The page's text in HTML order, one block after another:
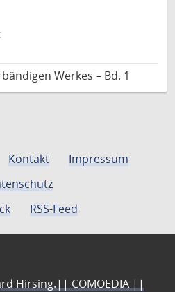
Werkes – Bd. 1
Kontakt
Impressum
RSS-Feed
Hirsing.|| COMOEDIA ||